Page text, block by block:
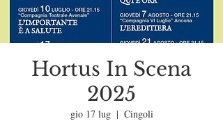
Hortus In Scena
2025
gio 17 lug
  |
Cingoli